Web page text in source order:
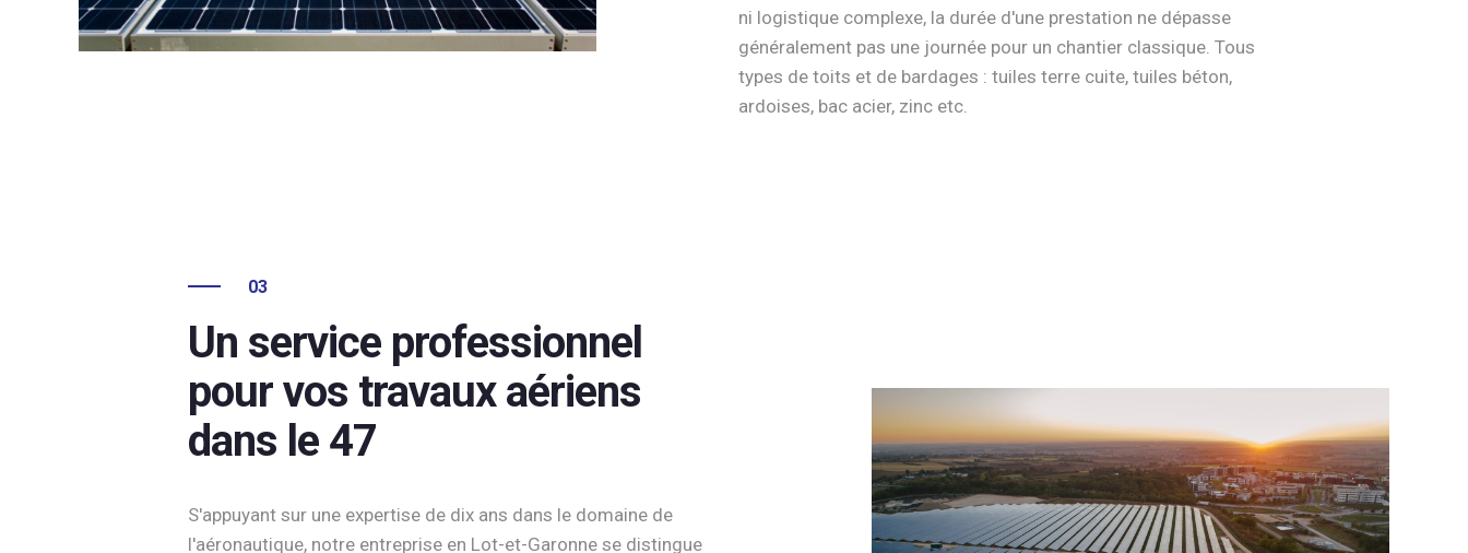
ni logistique complexe, la durée d'une prestation ne dépasse
généralement pas une journée pour un chantier classique. Tous
types de toits et de bardages : tuiles terre cuite, tuiles béton,
ardoises, bac acier, zinc etc.
03
Un service professionnel
pour vos travaux aériens
dans le 47
S'appuyant sur une expertise de dix ans dans le domaine de
l'aéronautique, notre entreprise en Lot-et-Garonne se distingue